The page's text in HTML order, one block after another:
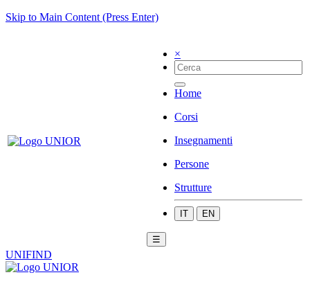
Skip to Main Content (Press Enter)
×
Home
Corsi
Insegnamenti
Persone
Strutture
IT EN
☰
UNIFIND